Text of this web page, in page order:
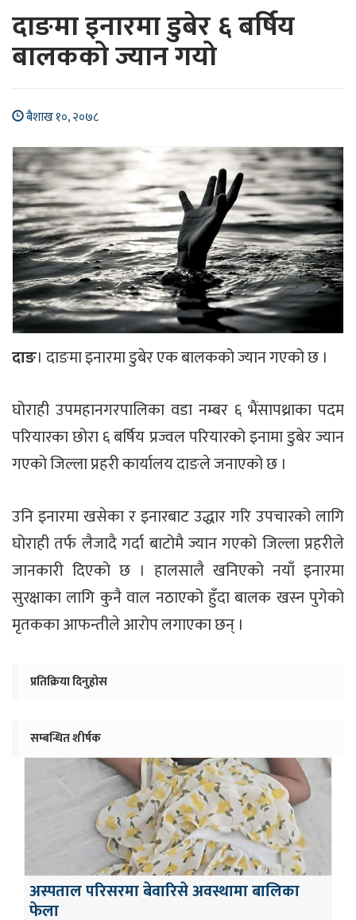
दाङमा इनारमा डुबेर ६ बर्षिय
बालकको ज्यान गयो
बैशाख १०, २०७८
दाङ। दाङमा इनारमा डुबेर एक बालकको ज्यान गएको छ ।
घोराही उपमहानगरपालिका वडा नम्बर ६ भैंसापथ्राका पदम
परियारका छोरा ६ बर्षिय प्रज्वल परियारको इनामा डुबेर ज्यान
गएको जिल्ला प्रहरी कार्यालय दाङले जनाएको छ ।
उनि इनारमा खसेका र इनारबाट उद्धार गरि उपचारको लागि
घोराही तर्फ लैजादै गर्दा बाटोमै ज्यान गएको जिल्ला प्रहरीले
जानकारी दिएको छ । हालसालै खनिएको नयाँ इनारमा
सुरक्षाका लागि कुनै वाल नठाएको हुँदा बालक खस्न पुगेको
मृतकका आफन्तीले आरोप लगाएका छन् ।
प्रतिक्रिया दिनुहोस
सम्बन्धित शीर्षक
अस्पताल परिसरमा बेवारिसे अवस्थामा बालिका
फेला